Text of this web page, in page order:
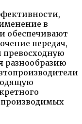
в
обеспечивают
передач,
разнообразию
производимых